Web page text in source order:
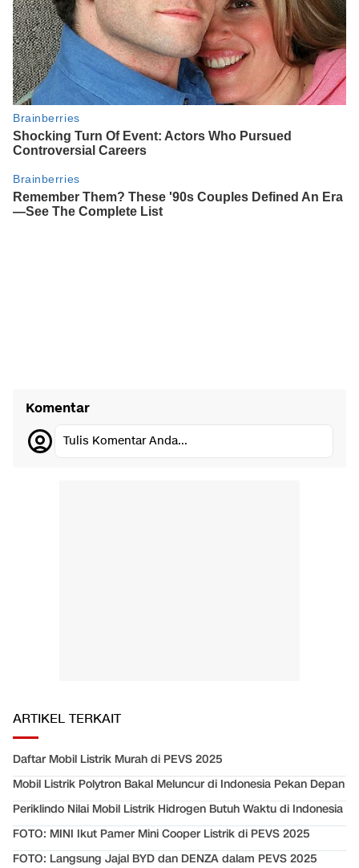
Komentar
Tulis Komentar Anda...
ARTIKEL TERKAIT
Daftar Mobil Listrik Murah di PEVS 2025
Mobil Listrik Polytron Bakal Meluncur di Indonesia Pekan Depan
Periklindo Nilai Mobil Listrik Hidrogen Butuh Waktu di Indonesia
FOTO: MINI Ikut Pamer Mini Cooper Listrik di PEVS 2025
FOTO: Langsung Jajal BYD dan DENZA dalam PEVS 2025